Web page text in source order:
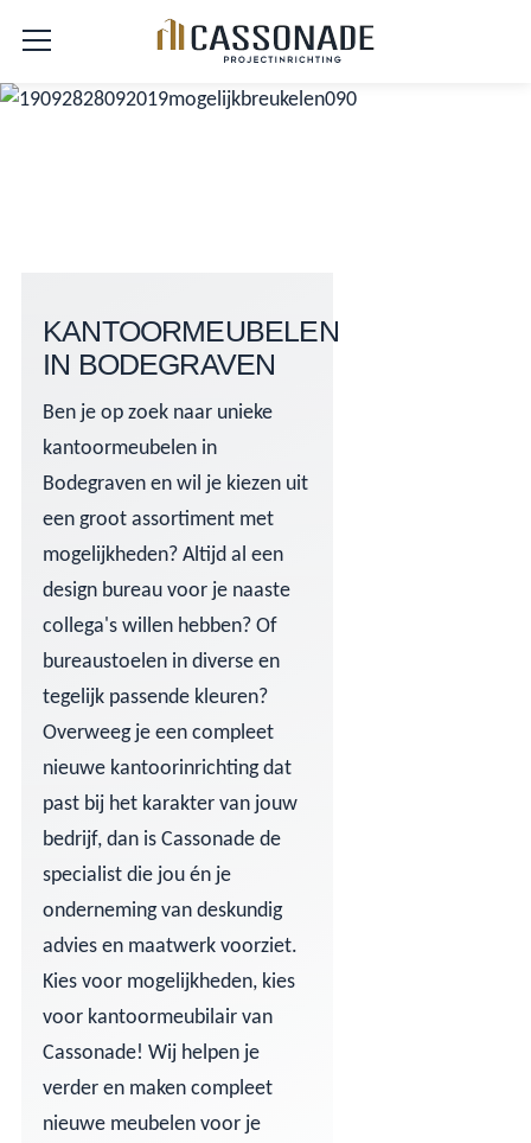
KANTOORMEUBELEN
IN BODEGRAVEN
Ben je op zoek naar unieke
kantoormeubelen in
Bodegraven en wil je kiezen uit
een groot assortiment met
mogelijkheden? Altijd al een
design bureau voor je naaste
collega's willen hebben? Of
bureaustoelen in diverse en
tegelijk passende kleuren?
Overweeg je een compleet
nieuwe kantoorinrichting dat
past bij het karakter van jouw
bedrijf, dan is Cassonade de
specialist die jou én je
onderneming van deskundig
advies en maatwerk voorziet.
Kies voor mogelijkheden, kies
voor kantoormeubilair van
Cassonade! Wij helpen je
verder en maken compleet
nieuwe meubelen voor je